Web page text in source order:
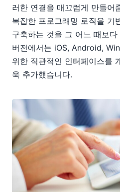
러한 연결을 매끄럽게 만들어
복잡한 프로그래밍 로직을 기
구축하는 것을 그 어느 때보
버전에서는 iOS, Android,
위한 직관적인 인터페이스를
욱 추가했습니다.